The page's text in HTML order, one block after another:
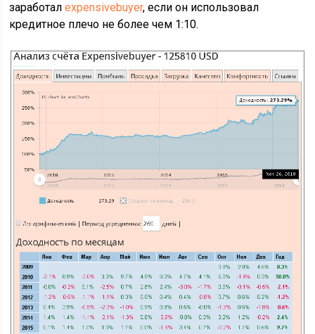
заработалexpensivebuyer, если он использовал
кредитное плечо не более чем 1:10.